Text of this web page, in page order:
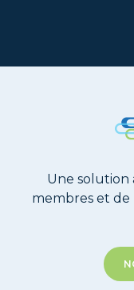
Une solution
membres et